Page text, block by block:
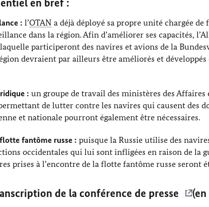
: l’OTAN a déjà déployé sa propre unité chargée
dans la région. Afin d’améliorer ses capacités,
participeront des navires et avions de la
devraient par ailleurs être améliorés et
: un groupe de travail des ministères des
de lutter contre les navires qui causent des
et nationale pourront également être nécessaires.
fantôme russe : puisque la Russie utilise des
occidentales qui lui sont infligées en raison de la
prises à l’encontre de la flotte fantôme russe seront
de la conférence de presse